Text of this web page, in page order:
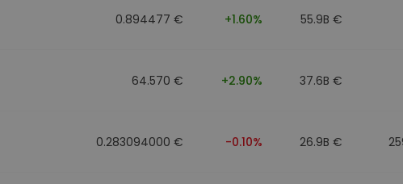
0.894477 € +1.60% 55.9B €
64.570 € +2.90% 37.6B €
0.283094000 € -0.10% 26.9B €